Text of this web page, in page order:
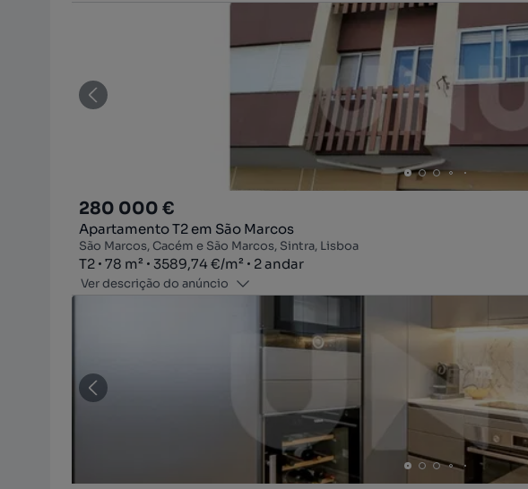
280 000 €
Apartamento T2 em São Marcos
São Marcos, Cacém e São Marcos, Sintra, Lisboa
Tipologia
T2
Zona78 m²
Preço por metro quadrado
3589,74 €/m²
Andar 2 andar
Ver descrição do anúncio